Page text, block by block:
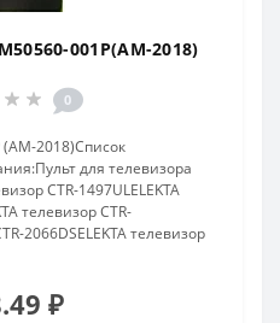
001P(AM-2018)
0
(AM-2018)Список
для телевизора
CTR-1497ULELEKTA
телевизор CTR-
2066DSELEKTA телевизор
₽